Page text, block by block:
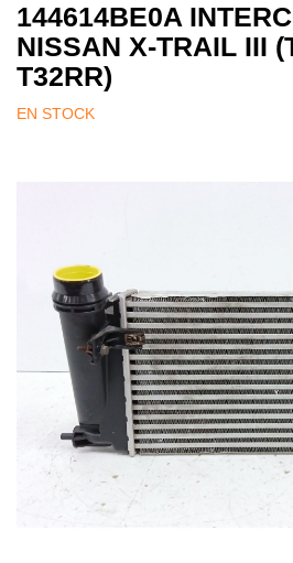
144614BE0A
NISSAN X-TRAIL III
T32RR)
EN STOCK